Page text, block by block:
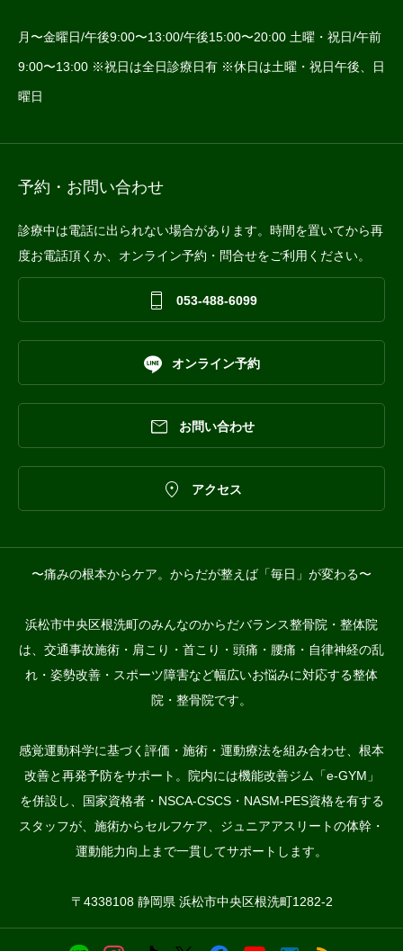
月〜金曜日/午後9:00〜13:00/午後15:00〜20:00 土曜・祝日/午前
9:00〜13:00 ※祝日は全日診療日有 ※休日は土曜・祝日午後、日
曜日
予約・お問い合わせ
診療中は電話に出られない場合があります。時間を置いてから再
度お電話頂くか、オンライン予約・問合せをご利用ください。
 053-488-6099
 オンライン予約
 お問い合わせ
 アクセス
〜痛みの根本からケア。からだが整えば「毎日」が変わる〜
浜松市中央区根洗町のみんなのからだバランス整骨院・整体院
は、交通事故施術・肩こり・首こり・頭痛・腰痛・自律神経の乱
れ・姿勢改善・スポーツ障害など幅広いお悩みに対応する整体
院・整骨院です。
感覚運動科学に基づく評価・施術・運動療法を組み合わせ、根本
改善と再発予防をサポート。院内には機能改善ジム「e-GYM」
を併設し、国家資格者・NSCA-CSCS・NASM-PES資格を有する
スタッフが、施術からセルフケア、ジュニアアスリートの体幹・
運動能力向上まで一貫してサポートします。
〒4338108 静岡県 浜松市中央区根洗町1282-2